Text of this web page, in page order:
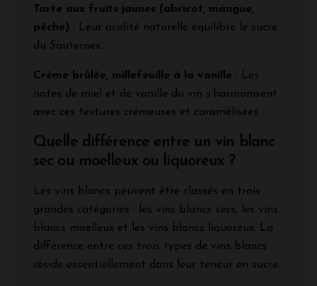
Tarte aux fruits jaunes (abricot, mangue,
pêche) : Leur acidité naturelle équilibre le sucre
du Sauternes.
Crème brûlée, millefeuille à la vanille : Les
notes de miel et de vanille du vin s’harmonisent
avec ces textures crémeuses et caramélisées.
Quelle différence entre un vin blanc
sec ou moelleux ou liquoreux ?
Les vins blancs peuvent être classés en trois
grandes catégories : les vins blancs secs, les vins
blancs moelleux et les vins blancs liquoreux. La
différence entre ces trois types de vins blancs
réside essentiellement dans leur teneur en sucre.